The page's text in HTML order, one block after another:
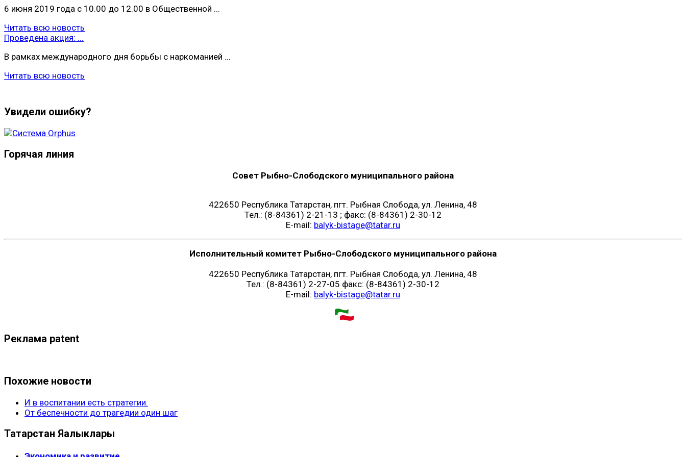
6 июня 2019 года с 10.00 до 12.00 в Общественной ...
Читать всю новость
Проведена акция: ...
В рамках международного дня борьбы с наркоманией ...
Читать всю новость
Увидели ошибку?
Горячая линия
Совет Рыбно-Слободского муниципального района
422650 Республика Татарстан, пгт. Рыбная Слобода, ул. Ленина, 48
Тел.: (8-84361) 2-21-13 ; факс: (8-84361) 2-30-12
E-mail: balyk-bistage@tatar.ru
Исполнительный комитет Рыбно-Слободского муниципального района
422650 Республика Татарстан, пгт. Рыбная Слобода, ул. Ленина, 48
Тел.: (8-84361) 2-27-05 факс: (8-84361) 2-30-12
E-mail: balyk-bistage@tatar.ru
Реклама patent
Похожие новости
И в воспитании есть стратегии.
От беспечности до трагедии один шаг
Татарстан Яңалыклары